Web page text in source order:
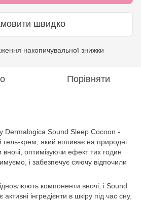
швидко
накопичувальної знижки
Порівняти
Dermalogica Sound Sleep Cocoon -
крем, який впливає на природні
оптимізуючи ефект тих годин
і забезпечує сяючу відпочили
компоненти вночі, і Sound
інгредієнти в шкіру під час сну,